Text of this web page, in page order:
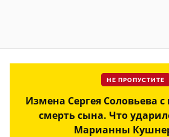
НЕ ПРОПУСТИТЕ
Измена Сергея Соловьева
смерть сына. Что
Марианны